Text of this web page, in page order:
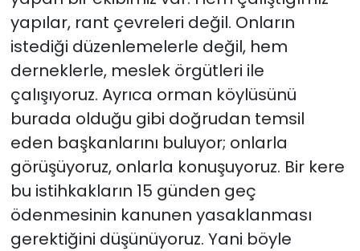
yapılar, rant çevreleri değil. Onların
istediği düzenlemelerle değil, hem
derneklerle, meslek örgütleri ile
çalışıyoruz. Ayrıca orman köylüsünü
burada olduğu gibi doğrudan temsil
eden başkanlarını buluyor; onlarla
görüşüyoruz, onlarla konuşuyoruz. Bir kere
bu istihkakların 15 günden geç
ödenmesinin kanunen yasaklanması
gerektiğini düşünüyoruz. Yani böyle